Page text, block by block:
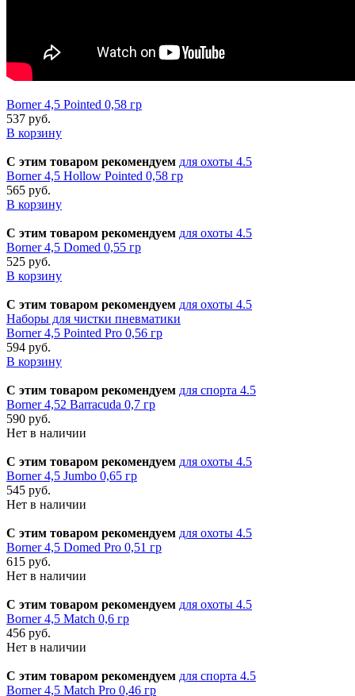
Borner 4,5 Pointed 0,58 гр
537 руб.
В корзину
С этим товаром рекомендуем для охоты 4.5
Borner 4,5 Hollow Pointed 0,58 гр
565 руб.
В корзину
С этим товаром рекомендуем для охоты 4.5
Borner 4,5 Domed 0,55 гр
525 руб.
В корзину
С этим товаром рекомендуем для охоты 4.5
Наборы для чистки пневматики
Borner 4,5 Pointed Pro 0,56 гр
594 руб.
В корзину
С этим товаром рекомендуем для спорта 4.5
Borner 4,52 Barracuda 0,7 гр
590 руб.
Нет в наличии
С этим товаром рекомендуем для охоты 4.5
Borner 4,5 Jumbo 0,65 гр
545 руб.
Нет в наличии
С этим товаром рекомендуем для охоты 4.5
Borner 4,5 Domed Pro 0,51 гр
615 руб.
Нет в наличии
С этим товаром рекомендуем для охоты 4.5
Borner 4,5 Match 0,6 гр
456 руб.
Нет в наличии
С этим товаром рекомендуем для спорта 4.5
Borner 4,5 Match Pro 0,46 гр